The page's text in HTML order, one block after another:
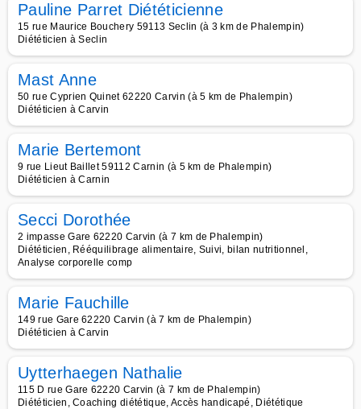
Pauline Parret Diététicienne
15 rue Maurice Bouchery 59113 Seclin (à 3 km de Phalempin)
Diététicien à Seclin
Mast Anne
50 rue Cyprien Quinet 62220 Carvin (à 5 km de Phalempin)
Diététicien à Carvin
Marie Bertemont
9 rue Lieut Baillet 59112 Carnin (à 5 km de Phalempin)
Diététicien à Carnin
Secci Dorothée
2 impasse Gare 62220 Carvin (à 7 km de Phalempin)
Diététicien, Rééquilibrage alimentaire, Suivi, bilan nutritionnel,
Analyse corporelle comp
Marie Fauchille
149 rue Gare 62220 Carvin (à 7 km de Phalempin)
Diététicien à Carvin
Uytterhaegen Nathalie
115 D rue Gare 62220 Carvin (à 7 km de Phalempin)
Diététicien, Coaching diététique, Accès handicapé, Diététique